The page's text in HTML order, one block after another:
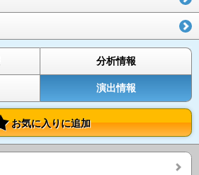
分析情報
演出情報
お気に入りに追加